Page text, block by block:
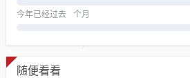
今年已经过去 个月
随便看看